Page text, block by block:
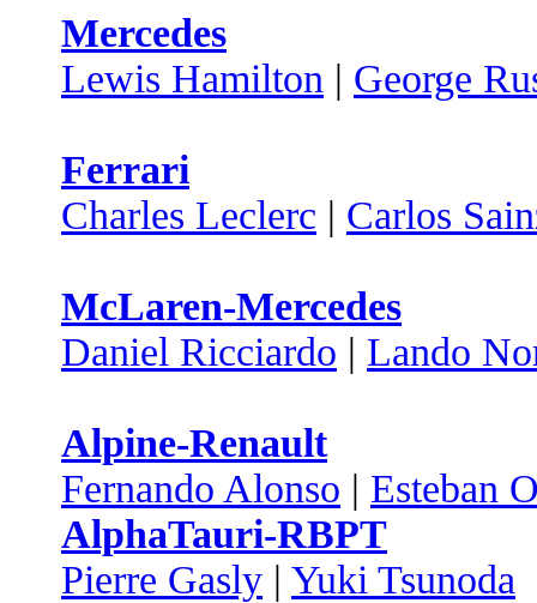
Mercedes
Lewis Hamilton | George
Ferrari
Charles Leclerc | Carlos
McLaren-Mercedes
Daniel Ricciardo | Lando
Alpine-Renault
Fernando Alonso | Esteban
AlphaTauri-RBPT
Pierre Gasly | Yuki Tsunoda